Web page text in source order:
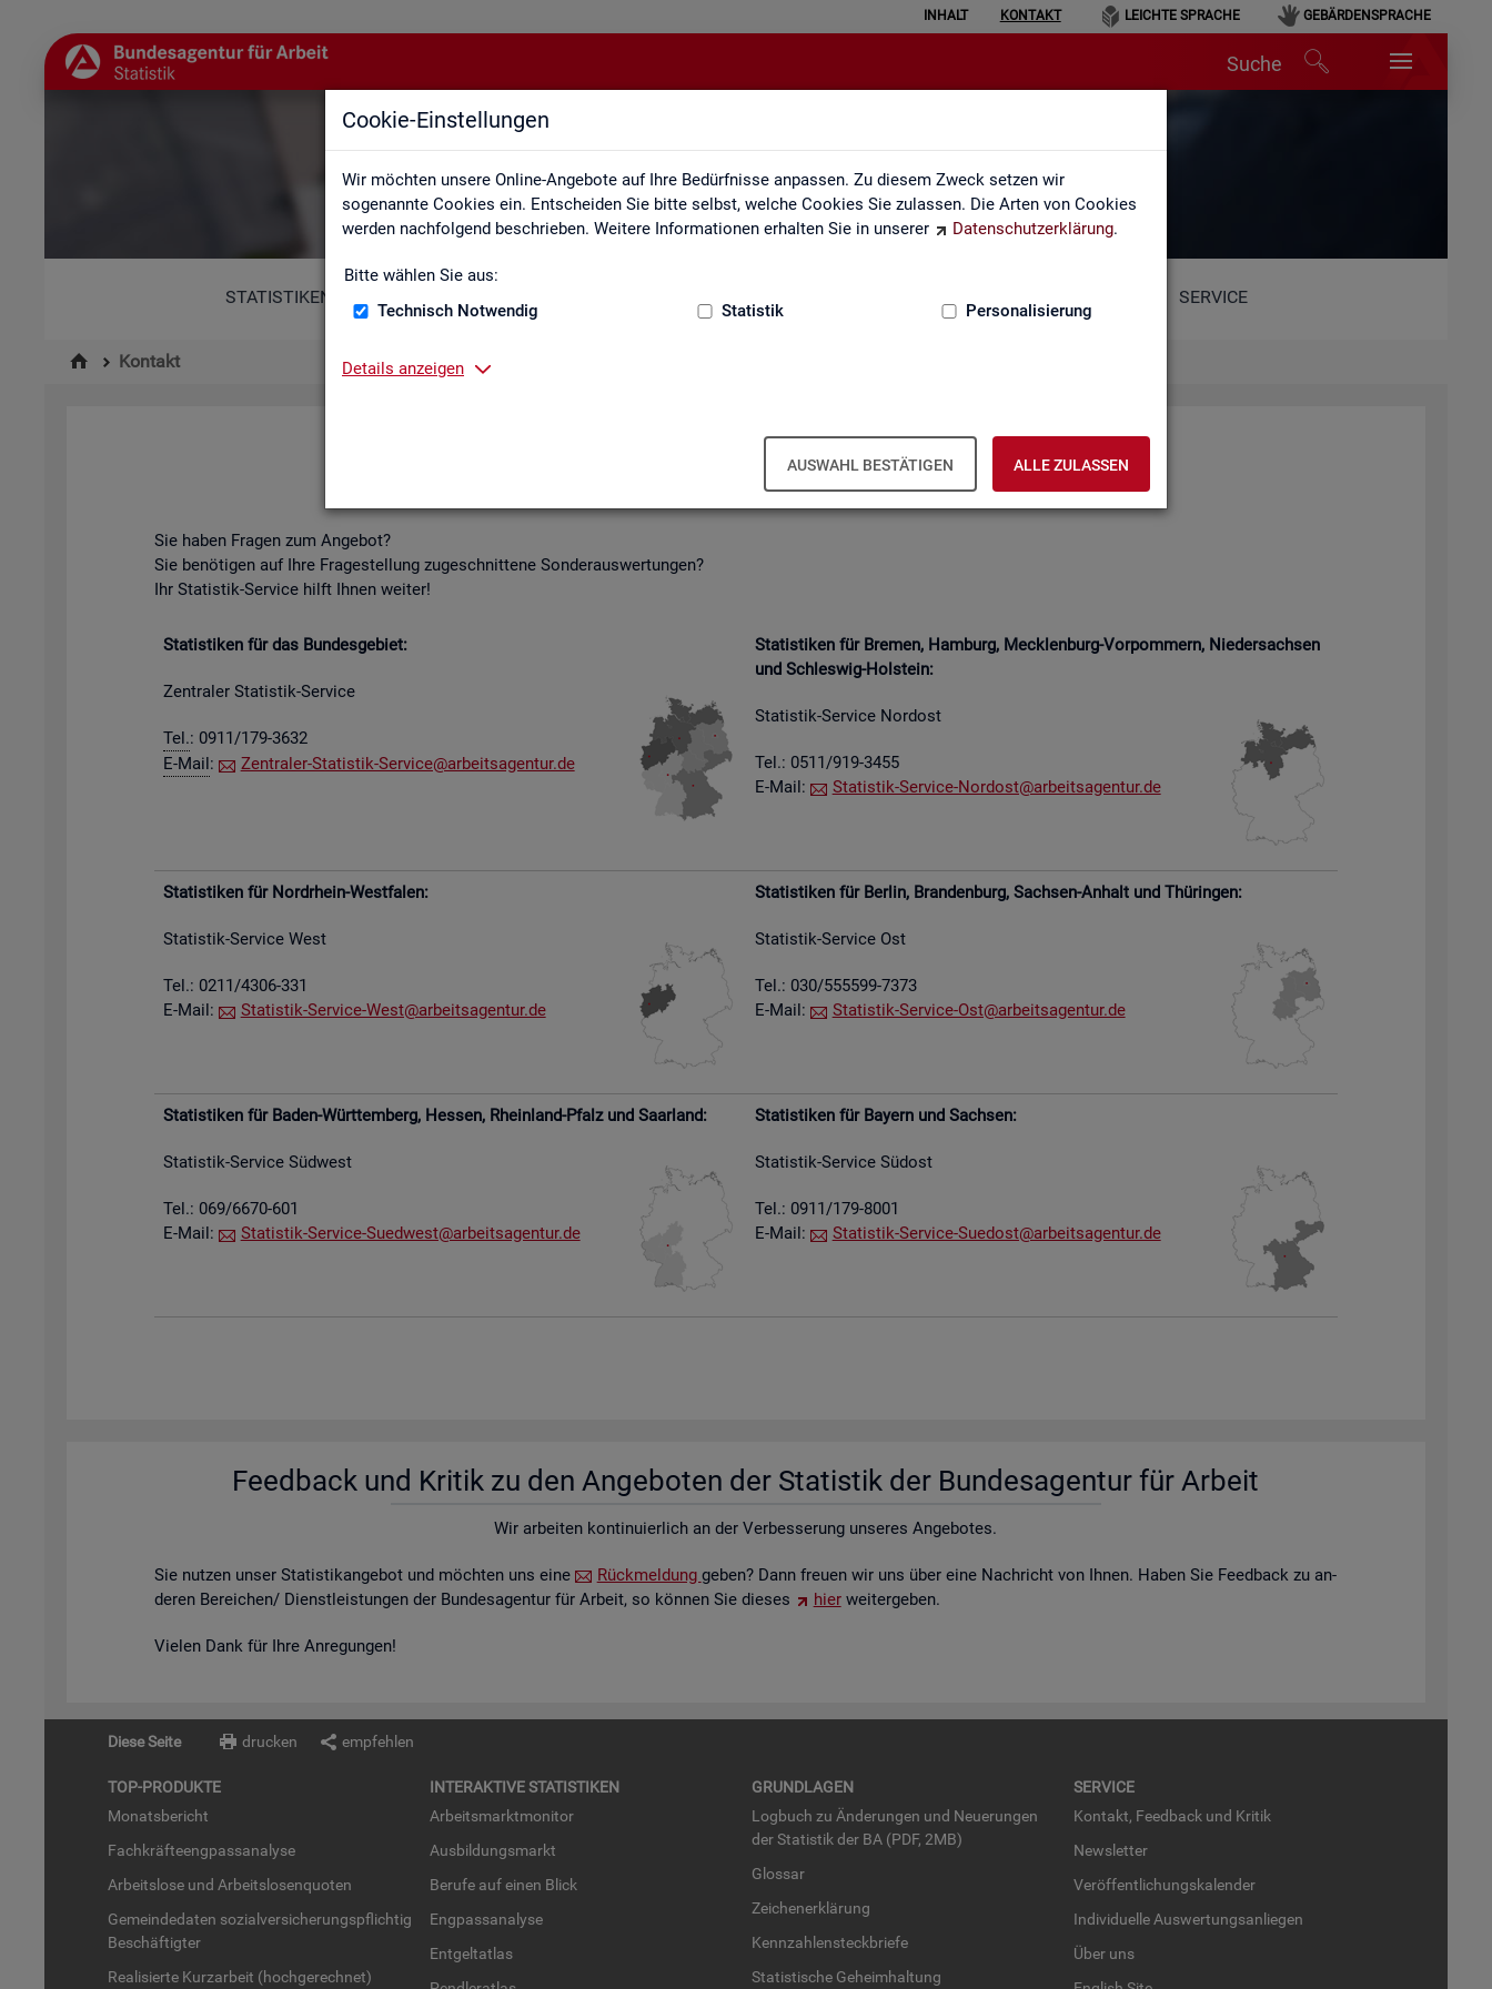
Cookie-Einstellungen
Wir möchten unsere Online-Angebote auf Ihre Bedürfnisse anpassen. Zu diesem Zweck setzen wir
sogenannte Cookies ein. Entscheiden Sie bitte selbst, welche Cookies Sie zulassen. Die Arten von Cookies
werden nachfolgend beschrieben. Weitere Informationen erhalten Sie in unserer
Datenschutzerklärung.
Bitte wählen Sie aus:
Technisch Notwendig
Statistik Personalisierung
Details anzeigen
AUSWAHL BESTÄTIGEN ALLE ZULASSEN
INHALT KONTAKT LEICHTE SPRACHE GEBÄRDENSPRACHE
Suche
Kontakt
STATISTIKEN SERVICE
Kontakt
Kon­takt
Nut­zen Sie die Mög­lich­keit mit uns in Kon­takt zu tre­ten!
Sie haben Fra­gen zum An­ge­bot?
Sie be­nö­ti­gen auf Ihre Fra­ge­stel­lung zu­ge­schnit­te­ne Son­der­aus­wer­tun­gen?
Ihr Sta­tis­tik-Ser­vice hilft Ihnen wei­ter!
Sta­tis­ti­ken für das Bun­des­ge­biet:
Zen­tra­ler Sta­tis­tik-Ser­vice
Tel.: 0911/179-3632
E-Mail: Zen­tra­ler-Sta­tis­tik-Ser­vice@​arb​eits​agen​tur.​de
Sta­tis­ti­ken für Bre­men, Ham­burg, Meck­len­burg-Vor­pom­mern, Nie­der­sach­sen
und Schles­wig-Hol­stein:
Sta­tis­tik-Ser­vice Nord­ost
Tel.: 0511/919-3455
E-Mail:
Sta­tis­tik-Ser­vice-Nord­ost@​arb​eits​agen​tur.​de
Sta­tis­ti­ken für Nord­rhein-West­fa­len:
Sta­tis­tik-Ser­vice West
Tel.: 0211/4306-331
E-Mail:
Sta­tis­tik-Ser­vice-West@​arb​eits​agen​tur.​de
Sta­tis­ti­ken für Ber­lin, Bran­den­burg, Sach­sen-An­halt und Thü­rin­gen:
Sta­tis­tik-Ser­vice Ost
Tel.: 030/555599-7373
E-Mail:
Sta­tis­tik-Ser­vice-Ost@​arb​eits​agen​tur.​de
Sta­tis­ti­ken für Baden-Würt­tem­berg, Hes­sen, Rhein­land-Pfalz und Saar­land:
Sta­tis­tik-Ser­vice Süd­west
Tel.: 069/6670-601
E-Mail:
Sta­tis­tik-Ser­vice-Su­ed­west@​arb​eits​agen​tur.​de
Sta­tis­ti­ken für Bay­ern und Sach­sen:
Sta­tis­tik-Ser­vice Süd­ost
Tel.: 0911/179-8001
E-Mail:
Sta­tis­tik-Ser­vice-Su­e­dost@​arb​eits​agen​tur.​de
Feed­back und Kri­tik zu den An­ge­bo­ten der Sta­tis­tik der Bun­des­agen­tur für Ar­beit
Wir ar­bei­ten kon­ti­nu­ier­lich an der Ver­bes­se­rung un­se­res An­ge­bo­tes.
Sie nut­zen unser Sta­tis­tik­an­ge­bot und möch­ten uns eine Rück­mel­dung geben? Dann freu­en wir uns über eine Nach­richt von Ihnen. Haben Sie Feed­back zu an­
de­ren Be­rei­chen/ Dienst­leis­tun­gen der Bun­des­agen­tur für Ar­beit, so kön­nen Sie die­ses
hierwei­ter­ge­ben.
Vie­len Dank für Ihre An­re­gun­gen!
Diese Seite drucken empfehlen
TOP-PRO­DUK­TE
Mo­nats­be­richt
Fach­kräf­te­eng­pass­ana­ly­se
Ar­beits­lo­se und Ar­beits­lo­sen­quo­ten
Ge­mein­de­da­ten so­zi­al­ver­si­che­rungs­pflich­tig
Be­schäf­tig­ter
Rea­li­sier­te Kurz­ar­beit (hoch­ge­rech­net)
IN­TER­AK­TI­VE STA­TIS­TI­KEN
Ar­beits­markt­mo­ni­tor
Aus­bil­dungs­markt
Be­ru­fe auf einen Blick
Eng­pass­ana­ly­se
Ent­gel­t­at­las
GRUND­LA­GEN
Log­buch zu Än­de­run­gen und Neue­run­gen
der Sta­tis­tik der BA (PDF, 2MB)
Glos­sar
Zei­chen­er­klä­rung
Kenn­zah­len­steck­brie­fe
Sta­tis­ti­sche Ge­heim­hal­tung
SER­VICE
Kon­takt, Feed­back und Kri­tik
News­let­ter
Ver­öf­fent­li­chungs­ka­len­der
In­di­vi­du­el­le Aus­wer­tungs­an­lie­gen
Über uns